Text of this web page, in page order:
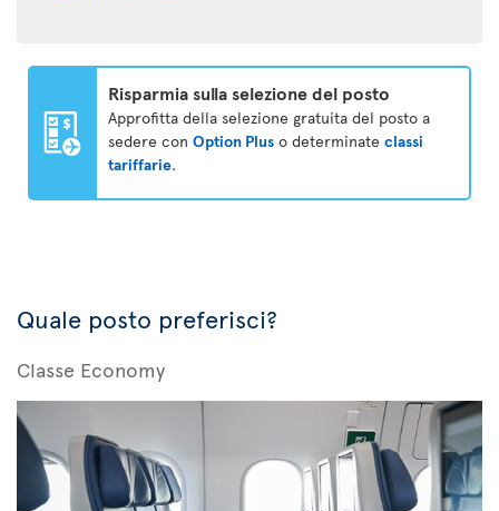
Risparmia sulla selezione del posto
Approfitta della selezione gratuita del posto a
sedere con Option Plus o determinate classi
tariffarie.
Quale posto preferisci?
Classe Economy